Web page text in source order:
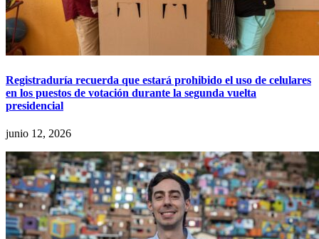
Registraduría recuerda que estará prohibido el uso de celulares
en los puestos de votación durante la segunda vuelta
presidencial
junio 12, 2026